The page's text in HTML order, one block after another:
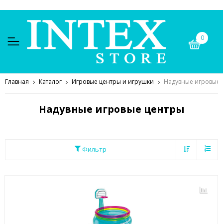
0
Главная Каталог Игровые центры и игрушки Надувные игровые
Надувные игровые центры
Фильтр